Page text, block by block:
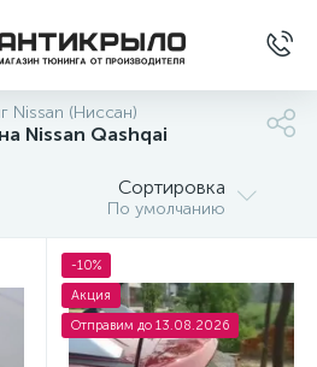
Nissan (Ниссан)
Nissan Qashqai
Сортировка
По умолчанию
-10%
Акция
Отправим до 13.08.2026